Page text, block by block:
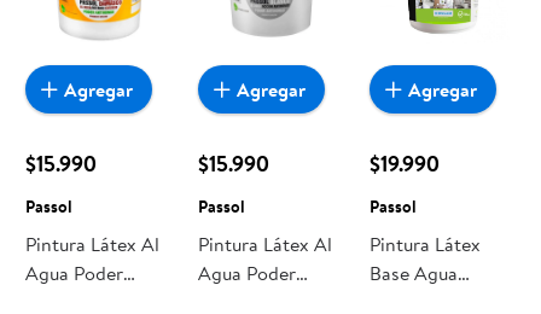
$15.990
Passol
Pintura Látex Al
Agua Poder
Agregar
$15.990
Passol
Pintura Látex Al
Agua Poder
Agregar
$19.990
Passol
Pintura Látex
Base Agua
Agregar